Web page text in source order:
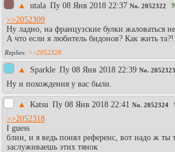
▲ utala Пy 08 Янв 2018 22:37 No. 2052322
>>2052309
Ну ладно, на французские булки жаловаться
А что если я любитель бидонов? Как жить та?!
>>2052328
▲ Sparkle Пy 08 Янв 2018 22:39 No. 2052323
Ну и похождения у вас были.
▲ Каtsu Пy 08 Янв 2018 22:41 No. 2052324
>>2052318
I guess
блин, и я ведь понял референс, вот надо ж ты
заслуживаешь этих тянок